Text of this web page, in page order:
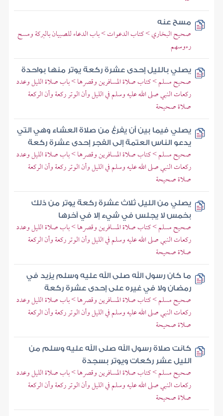
مسح عنه
صحيح البخاري > كتاب الدعوات > باب الدعاء للصبيان بالبركة ومسح
رءوسهم
يصلي بالليل إحدى عشرة ركعة يوتر منها بواحدة
صحيح مسلم > كتاب صلاة المسافرين وقصرها > باب صلاة الليل وعدد
ركعات النبي صلى الله عليه وسلم في الليل وأن الوتر ركعة وأن الركعة
صلاة صحيحة
يصلي فيما بين أن يفرغ من صلاة العشاء وهي التي
يدعو الناس العتمة إلى الفجر إحدى عشرة ركعة
صحيح مسلم > كتاب صلاة المسافرين وقصرها > باب صلاة الليل وعدد
ركعات النبي صلى الله عليه وسلم في الليل وأن الوتر ركعة وأن الركعة
صلاة صحيحة
يصلي من الليل ثلاث عشرة ركعة يوتر من ذلك
بخمس لا يجلس في شيء إلا في آخرها
صحيح مسلم > كتاب صلاة المسافرين وقصرها > باب صلاة الليل وعدد
ركعات النبي صلى الله عليه وسلم في الليل وأن الوتر ركعة وأن الركعة
صلاة صحيحة
ما كان رسول الله صلى الله عليه وسلم يزيد في
رمضان ولا في غيره على إحدى عشرة ركعة
صحيح مسلم > كتاب صلاة المسافرين وقصرها > باب صلاة الليل وعدد
ركعات النبي صلى الله عليه وسلم في الليل وأن الوتر ركعة وأن الركعة
صلاة صحيحة
كانت صلاة رسول الله صلى الله عليه وسلم من
الليل عشر ركعات ويوتر بسجدة
صحيح مسلم > كتاب صلاة المسافرين وقصرها > باب صلاة الليل وعدد
ركعات النبي صلى الله عليه وسلم في الليل وأن الوتر ركعة وأن الركعة
صلاة صحيحة